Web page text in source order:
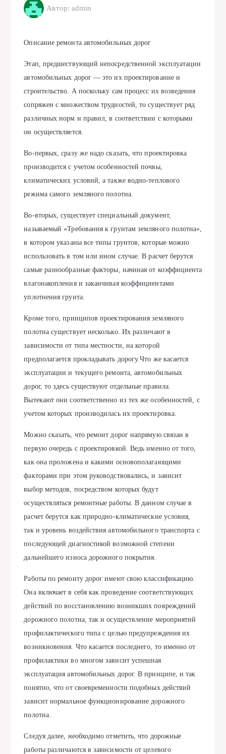
Автор: admin
Описание ремонта автомобильных дорог
Этап, предшествующий непосредственной эксплуатации
автомобильных дорог — это их проектирование и
строительство. А поскольку сам процесс их возведения
сопряжен с множеством трудностей, то существует ряд
различных норм и правил, в соответствии с которыми
он осуществляется.
Во-первых, сразу же надо сказать, что проектировка
производится с учетом особенностей почвы,
климатических условий, а также водно-теплового
режима самого земляного полотна.
Во-вторых, существует специальный документ,
называемый «Требования к грунтам земляного полотна»,
в котором указаны все типы грунтов, которые можно
использовать в том или ином случае. В расчет берутся
самые разнообразные факторы, начиная от коэффициента
влагонакопления и заканчивая коэффициентами
уплотнения грунта.
Кроме того, принципов проектирования земляного
полотна существует несколько. Их различают в
зависимости от типа местности, на которой
предполагается прокладывать дорогу.Что же касается
эксплуатации и текущего ремонта, автомобильных
дорог, то здесь существуют отдельные правила.
Вытекают они соответственно из тех же особенностей, с
учетом которых производилась их проектировка.
Можно сказать, что ремонт дорог напрямую связан в
первую очередь с проектировкой. Ведь именно от того,
как она проложена и какими основополагающими
факторами при этом руководствовались, и зависит
выбор методов, посредством которых будут
осуществляться ремонтные работы. В данном случае в
расчет берутся как природно-климатические условия,
так и уровень воздействия автомобильного транспорта с
последующей диагностикой возможной степени
дальнейшего износа дорожного покрытия.
Работы по ремонту дорог имеют свою классификацию.
Она включает в себя как проведение соответствующих
действий по восстановлению возникших повреждений
дорожного полотна, так и осуществление мероприятий
профилактического типа с целью предупреждения их
возникновения. Что касается последнего, то именно от
профилактики во многом зависит успешная
эксплуатация автомобильных дорог. В принципе, и так
понятно, что от своевременности подобных действий
зависит нормальное функционирование дорожного
полотна.
Следуя далее, необходимо отметить, что дорожные
работы различаются в зависимости от целевого